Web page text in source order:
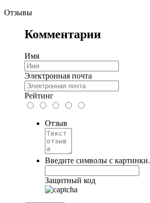
Отзывы
Комментарии
Имя
Электронная почта
Рейтинг
Отзыв
Введите символы с картинки.
Защитный код